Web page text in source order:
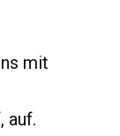
mit
auf.